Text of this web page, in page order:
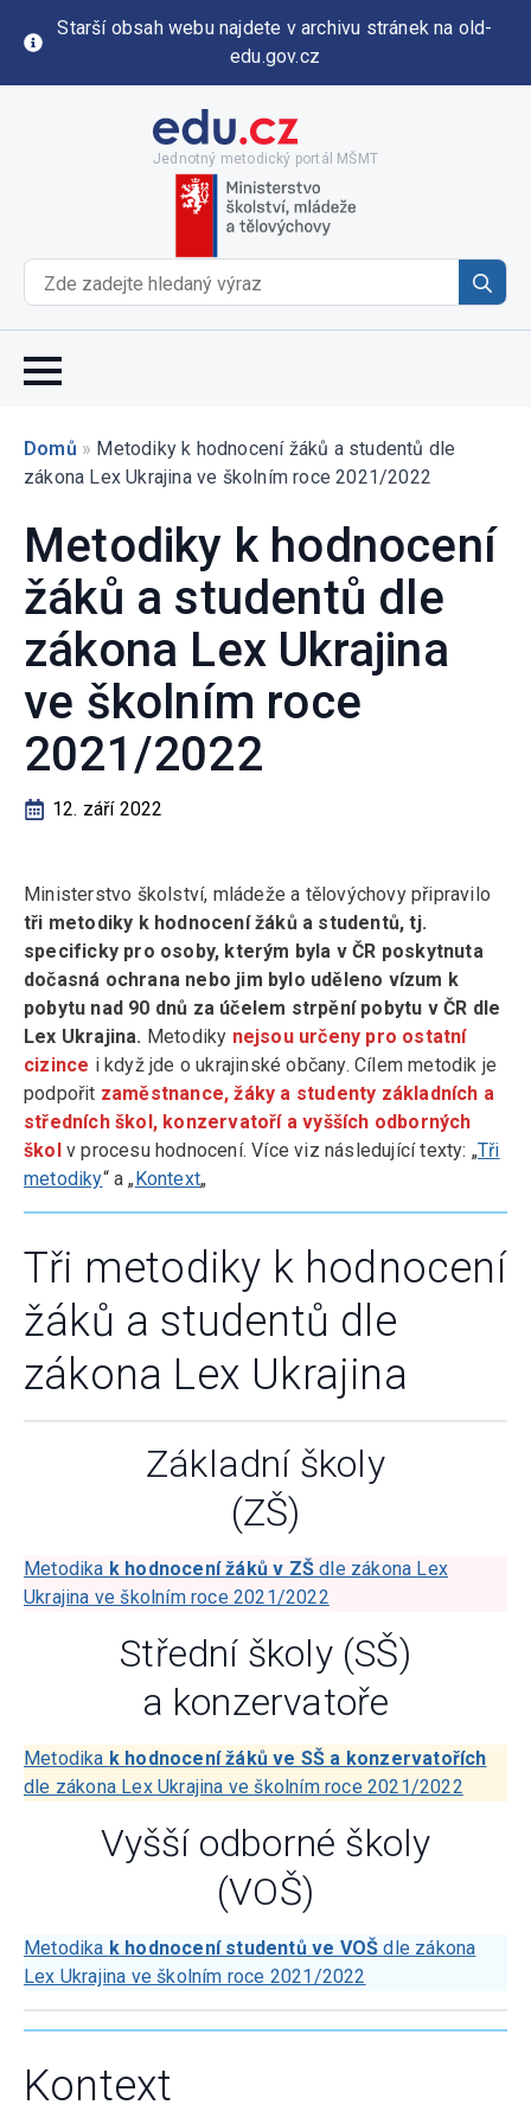
Starší obsah webu najdete v archivu stránek na old-
edu.gov.cz
Jednotný metodický portál MŠMT
for:
Domů » Metodiky k hodnocení žáků a studentů dle
zákona Lex Ukrajina ve školním roce 2021/2022
Metodiky k hodnocení
žáků a studentů dle
zákona Lex Ukrajina
ve školním roce
2021/2022
12. září 2022
Ministerstvo školství, mládeže a tělovýchovy připravilo
tři metodiky k hodnocení žáků a studentů, tj.
specificky pro osoby, kterým byla v ČR poskytnuta
dočasná ochrana nebo jim bylo uděleno vízum k
pobytu nad 90 dnů za účelem strpění pobytu v ČR dle
Lex Ukrajina. Metodiky nejsou určeny pro ostatní
cizince i když jde o ukrajinské občany. Cílem metodik je
podpořit zaměstnance, žáky a studenty základních a
středních škol, konzervatoří a vyšších odborných
školv procesu hodnocení. Více viz následující texty: „Tři
metodiky“ a „Kontext„
Tři metodiky k hodnocení
žáků a studentů dle
zákona Lex Ukrajina
Základní školy
(ZŠ)
Metodika k hodnocení žáků v ZŠ dle zákona Lex
Ukrajina ve školním roce 2021/2022
Střední školy (SŠ)
a konzervatoře
Metodika k hodnocení žáků ve SŠ a konzervatořích
dle zákona Lex Ukrajina ve školním roce 2021/2022
Vyšší odborné školy
(VOŠ)
Metodika k hodnocení studentů ve VOŠ dle zákona
Lex Ukrajina ve školním roce 2021/2022
Kontext